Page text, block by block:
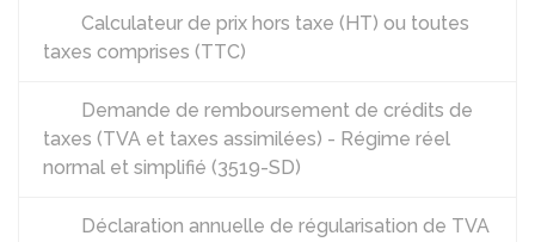
Calculateur de prix hors taxe (HT) ou toutes
taxes comprises (TTC)
Demande de remboursement de crédits de
taxes (TVA et taxes assimilées) - Régime réel
normal et simplifié (3519-SD)
Déclaration annuelle de régularisation de TVA